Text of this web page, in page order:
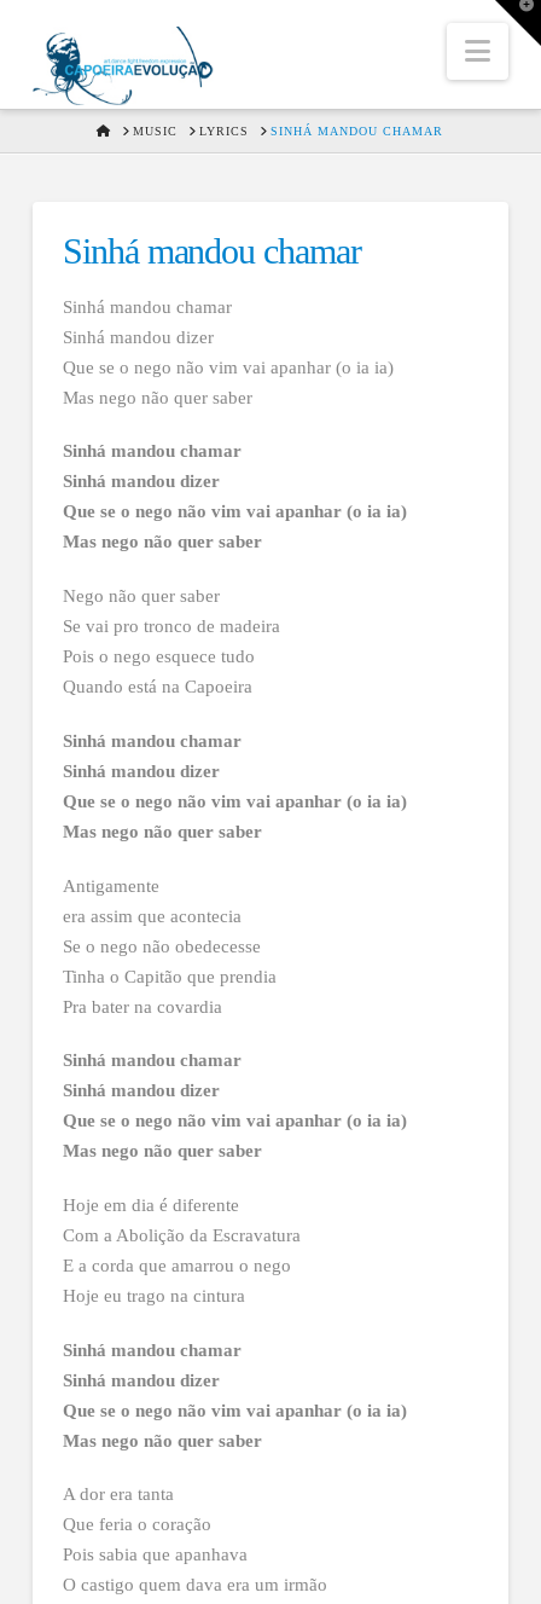
HOMEMUSIC LYRICS SINHÁ MANDOU CHAMAR
Sinhá mandou chamar
Sinhá mandou chamar
Sinhá mandou dizer
Que se o nego não vim vai apanhar (o ia ia)
Mas nego não quer saber
Sinhá mandou chamar
Sinhá mandou dizer
Que se o nego não vim vai apanhar (o ia ia)
Mas nego não quer saber
Nego não quer saber
Se vai pro tronco de madeira
Pois o nego esquece tudo
Quando está na Capoeira
Sinhá mandou chamar
Sinhá mandou dizer
Que se o nego não vim vai apanhar (o ia ia)
Mas nego não quer saber
Antigamente
era assim que acontecia
Se o nego não obedecesse
Tinha o Capitão que prendia
Pra bater na covardia
Sinhá mandou chamar
Sinhá mandou dizer
Que se o nego não vim vai apanhar (o ia ia)
Mas nego não quer saber
Hoje em dia é diferente
Com a Abolição da Escravatura
E a corda que amarrou o nego
Hoje eu trago na cintura
Sinhá mandou chamar
Sinhá mandou dizer
Que se o nego não vim vai apanhar (o ia ia)
Mas nego não quer saber
A dor era tanta
Que feria o coração
Pois sabia que apanhava
O castigo quem dava era um irmão